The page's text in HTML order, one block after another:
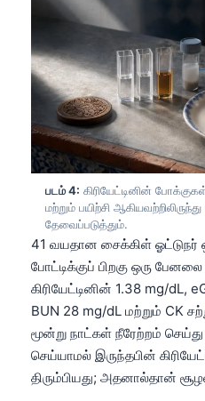
படம் 4: கிரியேட்டினின்
மற்றும் பயிற்சி
தேவைப்படுத்தும்.
41 வயதான சைக்கிள் ஓட்டுநர்
போட்டிக்குப் பிறகு ஒரு
கிரியேட்டினின் 1.38 mg/dL,
BUN 28 mg/dL மற்றும் CK
மூன்று நாட்கள் நீரேற்றம் செய்து
செய்யாமல் இருந்தபின்
திரும்பியது; அதனால்தான்